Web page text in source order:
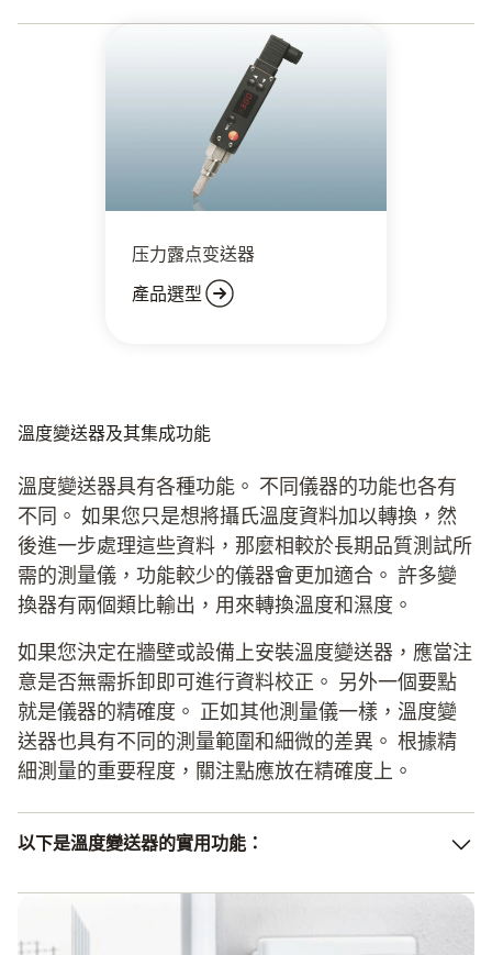
因此，具有整合警報系統的溫度變送器特別受歡迎。 它們
的優點是在達到定義值時會發出信號，從而在出現波動時發
出警告。 對於用戶而言，這意味著您可以在短時間內快速
做出反應。 這樣就能保證貨品的品質。
压力露点变送器
產品選型
溫度變送器及其集成功能
溫度變送器具有各種功能。 不同儀器的功能也各有
不同。 如果您只是想將攝氏溫度資料加以轉換，然
後進一步處理這些資料，那麼相較於長期品質測試所
需的測量儀，功能較少的儀器會更加適合。 許多變
換器有兩個類比輸出，用來轉換溫度和濕度。
如果您決定在牆壁或設備上安裝溫度變送器，應當注
意是否無需拆卸即可進行資料校正。 另外一個要點
就是儀器的精確度。 正如其他測量儀一樣，溫度變
送器也具有不同的測量範圍和細微的差異。 根據精
細測量的重要程度，關注點應放在精確度上。
以下是溫度變送器的實用功能：
高測量精度
報警系統